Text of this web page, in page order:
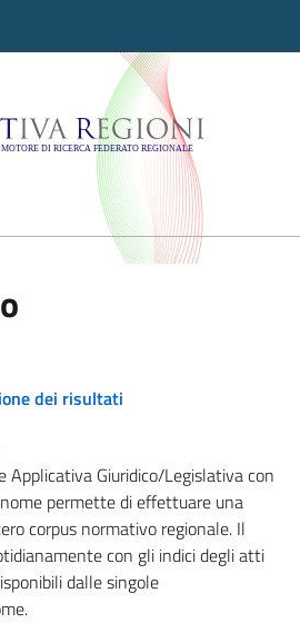
Regioni -
dei risultati
Applicativa Giuridico/Legislativa con
permette di effettuare una
corpus normativo regionale. Il
con gli indici degli atti
dalle singole